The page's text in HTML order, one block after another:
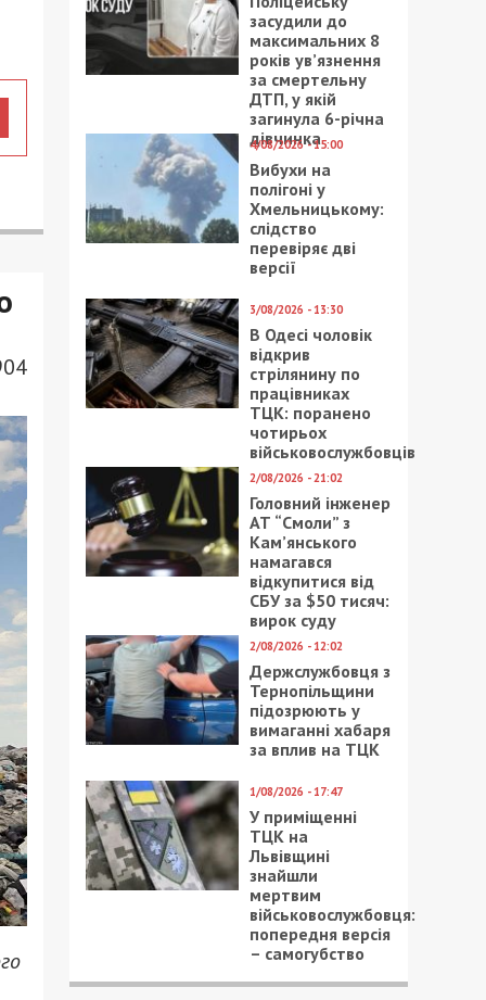
засудили до
максимальних 8
років ув’язнення
за смертельну
ДТП, у якій
загинула 6-річна
дівчинка
4/08/2026 - 15:00
Вибухи на
полігоні у
Хмельницькому:
слідство
перевіряє дві
версії
3/08/2026 - 13:30
В Одесі чоловік
відкрив
стрілянину по
працівниках
ТЦК: поранено
чотирьох
військовослужбовців
2/08/2026 - 21:02
Головний інженер
АТ “Смоли” з
Кам’янського
намагався
відкупитися від
СБУ за $50 тисяч:
вирок суду
2/08/2026 - 12:02
Держслужбовця з
Тернопільщини
підозрюють у
вимаганні хабаря
за вплив на ТЦК
1/08/2026 - 17:47
У приміщенні
ТЦК на
Львівщині
знайшли
мертвим
військовослужбовця:
попередня версія
– самогубство